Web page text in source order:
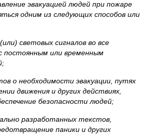
эвакуацией людей при пожаре
одним из следующих способов или
световых сигналов во все
постоянным или временным
о необходимости эвакуации, путях
движения и других действиях,
безопасности людей;
разработанных текстов,
паники и других